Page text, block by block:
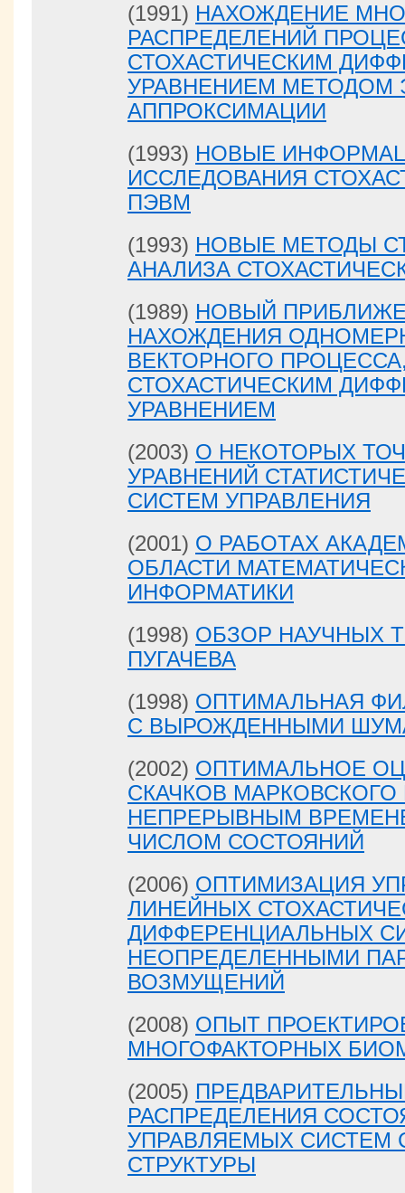
(1991) НАХОЖДЕНИЕ
РАСПРЕДЕЛЕНИЙ
СТОХАСТИЧЕСКИМ
УРАВНЕНИЕМ МЕТОДОМ
АППРОКСИМАЦИИ
(1993) НОВЫЕ
ИССЛЕДОВАНИЯ
ПЭВМ
(1993) НОВЫЕ МЕТОДЫ
АНАЛИЗА
(1989) НОВЫЙ
НАХОЖДЕНИЯ
ВЕКТОРНОГО
СТОХАСТИЧЕСКИМ
УРАВНЕНИЕМ
(2003) О НЕКОТОРЫХ
УРАВНЕНИЙ
СИСТЕМ УПРАВЛЕНИЯ
(2001) О РАБОТАХ
ОБЛАСТИ
ИНФОРМАТИКИ
(1998) ОБЗОР НАУЧНЫХ
ПУГАЧЕВА
(1998) ОПТИМАЛЬНАЯ
С ВЫРОЖДЕННЫМИ
(2002) ОПТИМАЛЬНОЕ
СКАЧКОВ
НЕПРЕРЫВНЫМ
ЧИСЛОМ СОСТОЯНИЙ
(2006) ОПТИМИЗАЦИЯ
ЛИНЕЙНЫХ
ДИФФЕРЕНЦИАЛЬНЫХ
НЕОПРЕДЕЛЕННЫМИ
ВОЗМУЩЕНИЙ
(2008) ОПЫТ
МНОГОФАКТОРНЫХ
(2005)
РАСПРЕДЕЛЕНИЯ
УПРАВЛЯЕМЫХ СИСТЕМ
СТРУКТУРЫ